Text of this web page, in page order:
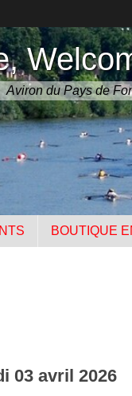
Aviron du Pays de
BOUTIQUE
03 avril 2026